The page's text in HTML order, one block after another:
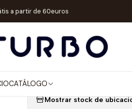
CATÁLOGO
a partir de 60euros
TOALHA ALGODÃO -
TOALHA
(145X100)
Mostrar stock de